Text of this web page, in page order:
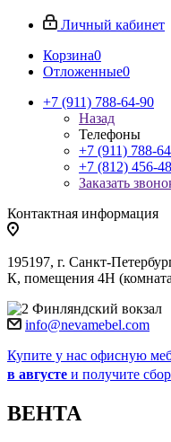
Личный кабинет
Корзина0
Отложенные0
+7 (911) 788-64-90
Назад
Телефоны
+7 (911) 788-
+7 (812) 456-
Заказать
Контактная информация
195197, г. Санкт-
К, помещения 4Н
Финляндский вокзал
info@nevamebel.com
Купите у нас офисную
в августе и получите
ВЕНТА